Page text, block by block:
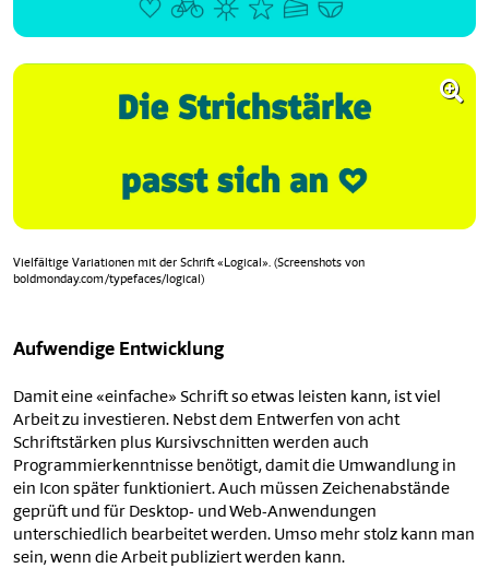
Vielfältige Variationen mit der Schrift «Logical». (Screenshots von
boldmonday.com/typefaces/logical)
Aufwendige Entwicklung
Damit eine «einfache» Schrift so etwas leisten kann, ist viel
Arbeit zu investieren. Nebst dem Entwerfen von acht
Schriftstärken plus Kursivschnitten werden auch
Programmierkenntnisse benötigt, damit die Umwandlung in
ein Icon später funktioniert. Auch müssen Zeichenabstände
geprüft und für Desktop- und Web-Anwendungen
unterschiedlich bearbeitet werden. Umso mehr stolz kann man
sein, wenn die Arbeit publiziert werden kann.